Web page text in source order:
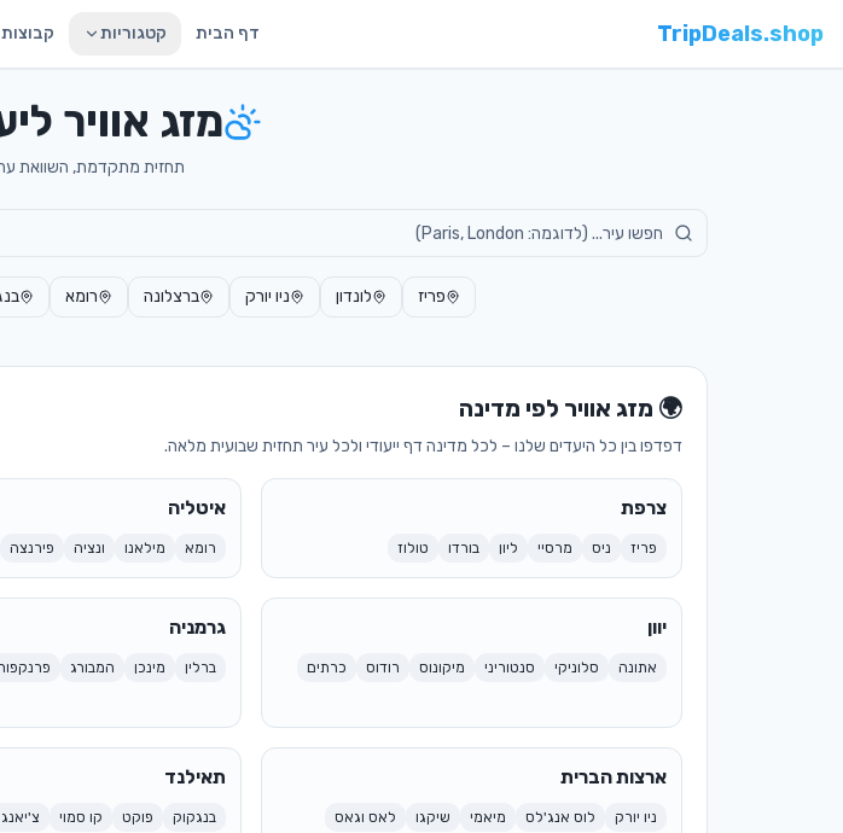
TripDeals.shop דף הבית קטגוריות
מזג אוויר
תחזית מתקדמת, השוואת
פריז לונדון ניו יורק ברצלונה רומא
🌍 מזג אוויר לפי מדינה
דפדפו בין כל היעדים שלנו – לכל מדינה דף ייעודי ולכל עיר תחזית שבועית מלאה.
צרפת
פריז ניס מרסיי ליון בורדו טולוז
איטליה
רומא מילאנו ונציה פירנצה
יוון
אתונה סלוניקי סנטוריני מיקונוס רודוס כרתים
גרמניה
ברלין מינכן המבורג
ארצות הברית
ניו יורק לוס אנג'לס מיאמי שיקגו
לאס וגאס
תאילנד
בנגקוק פוקט קו סמוי